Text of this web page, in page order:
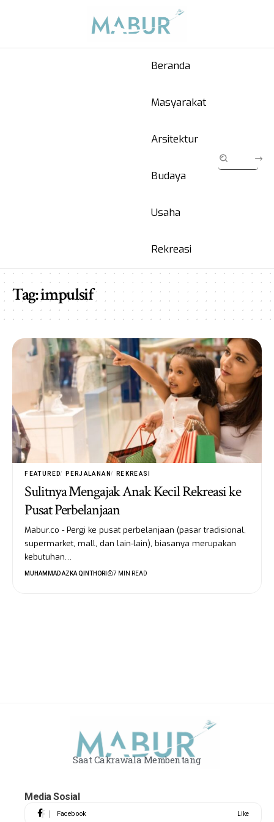
Beranda
Masyarakat
Arsitektur
Budaya
Usaha
Rekreasi
Tag:impulsif
FEATURED PERJALANAN REKREASI
Sulitnya Mengajak Anak Kecil Rekreasi ke
Pusat Perbelanjaan
Mabur.co - Pergi ke pusat perbelanjaan (pasar tradisional,
supermarket, mall, dan lain-lain), biasanya merupakan
kebutuhan…
MUHAMMAD AZKA QINTHORI 7 MIN READ
Saat Cakrawala Membentang
Media Sosial
Facebook Like